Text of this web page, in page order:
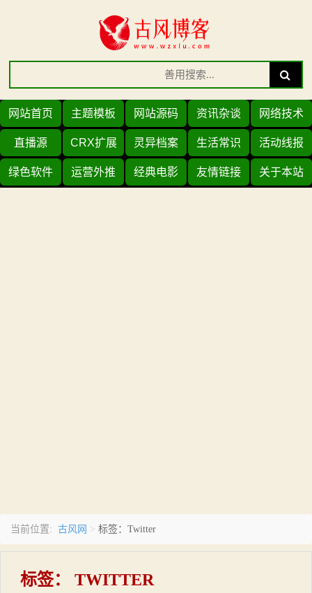
Search
for:
Search
网站首页 主题模板 网站源码 资讯杂谈 网络技术
直播源 CRX扩展 灵异档案 生活常识 活动线报
绿色软件 运营外推 经典电影 友情链接 关于本站
当前位置: 古风网 > 标签：Twitter
标签： TWITTER